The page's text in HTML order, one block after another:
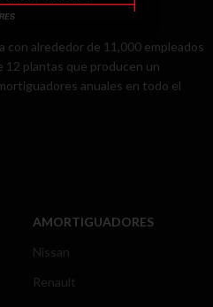
con alrededor de 11,000 empleados
12 plantas que producen un
anuales en todo el
AMORTIGUADORES
Nissan
Renault